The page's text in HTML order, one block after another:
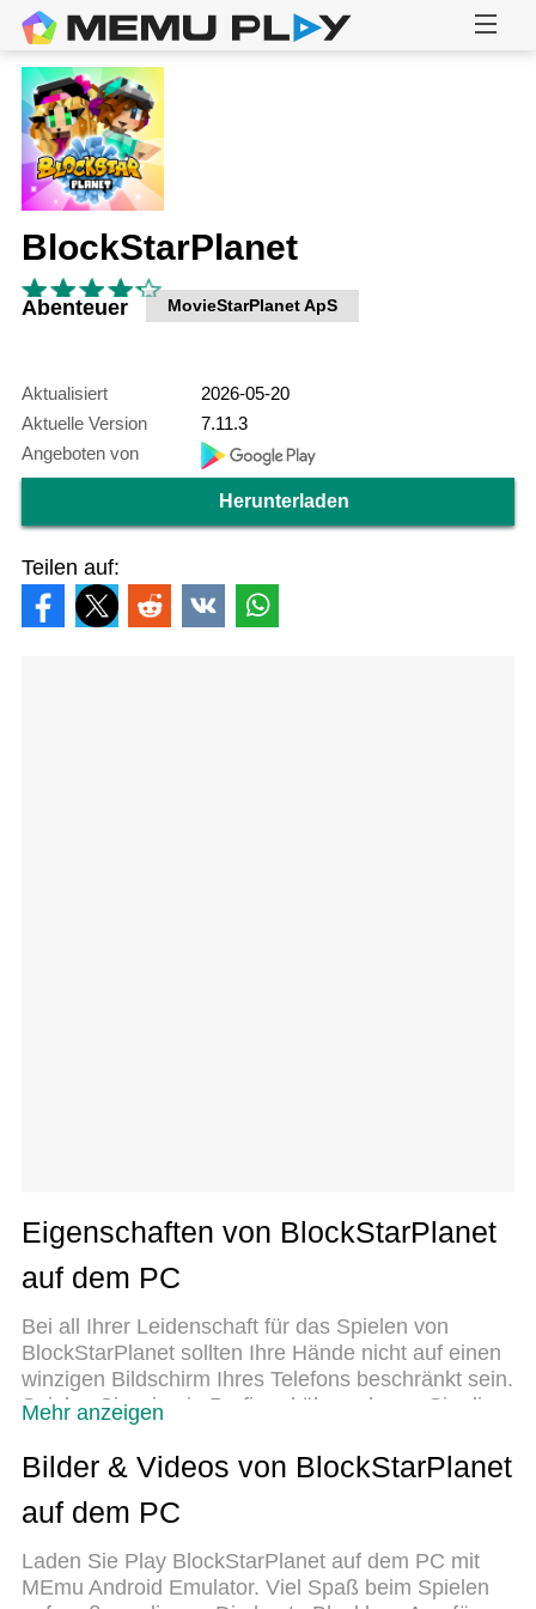
BlockStarPlanet
Abenteuer MovieStarPlanet ApS
Aktualisiert
2026-05-20
Aktuelle Version
7.11.3
Angeboten von
Herunterladen
Teilen auf:
Eigenschaften von BlockStarPlanet
auf dem PC
Bei all Ihrer Leidenschaft für das Spielen von
BlockStarPlanet sollten Ihre Hände nicht auf einen
winzigen Bildschirm Ihres Telefons beschränkt sein.
Spielen Sie wie ein Profi und übernehmen Sie die
volle Kontrolle über Ihr Spiel mit Tastatur und Maus.
MEmu bietet Ihnen all die Dinge, die Sie erwarten.
Laden Sie BlockStarPlanet herunter und spielen
Sie es auf dem PC. Spielen Sie so lange, wie Sie
und störende Anrufe. Das brandneue MEmu 9 ist
die beste Wahl, um BlockStarPlanet auf dem PC zu
Mehr anzeigen
Bilder & Videos von BlockStarPlanet
auf dem PC
Laden Sie Play BlockStarPlanet auf dem PC mit
MEmu Android Emulator. Viel Spaß beim Spielen